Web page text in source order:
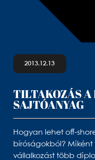
2013.12.13
TILTAKOZÁS A
SAJTÓANYAG
Hogyan lehet off-
bíróságokból?
vállalkozást több